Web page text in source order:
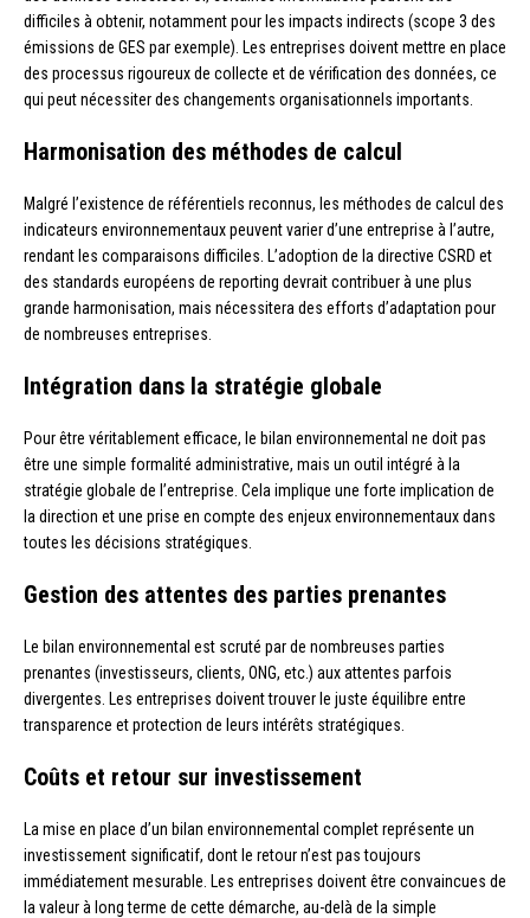
difficiles à obtenir, notamment pour les impacts indirects (scope 3 des
émissions de GES par exemple). Les entreprises doivent mettre en place
des processus rigoureux de collecte et de vérification des données, ce
qui peut nécessiter des changements organisationnels importants.
Harmonisation des méthodes de calcul
Malgré l’existence de référentiels reconnus, les méthodes de calcul des
indicateurs environnementaux peuvent varier d’une entreprise à l’autre,
rendant les comparaisons difficiles. L’adoption de la directive CSRD et
des standards européens de reporting devrait contribuer à une plus
grande harmonisation, mais nécessitera des efforts d’adaptation pour
de nombreuses entreprises.
Intégration dans la stratégie globale
Pour être véritablement efficace, le bilan environnemental ne doit pas
être une simple formalité administrative, mais un outil intégré à la
stratégie globale de l’entreprise. Cela implique une forte implication de
la direction et une prise en compte des enjeux environnementaux dans
toutes les décisions stratégiques.
Gestion des attentes des parties prenantes
Le bilan environnemental est scruté par de nombreuses parties
prenantes (investisseurs, clients, ONG, etc.) aux attentes parfois
divergentes. Les entreprises doivent trouver le juste équilibre entre
transparence et protection de leurs intérêts stratégiques.
Coûts et retour sur investissement
La mise en place d’un bilan environnemental complet représente un
investissement significatif, dont le retour n’est pas toujours
immédiatement mesurable. Les entreprises doivent être convaincues de
la valeur à long terme de cette démarche, au-delà de la simple